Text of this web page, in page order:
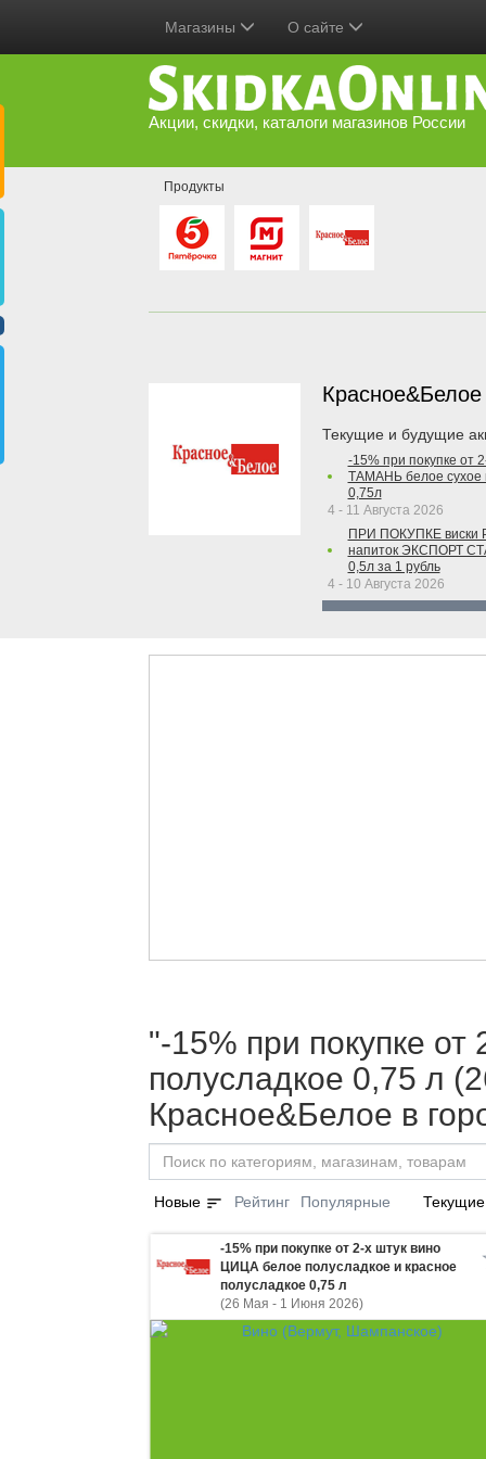
Магазины О сайте
Акции, скидки, каталоги магазинов России
Продукты
Текущие и будущие
-15% при покупке от
ТАМАНЬ белое сухое
0,75л
4 - 11 Августа 2026
ПРИ ПОКУПКЕ виски
напиток ЭКСПОРТ
0,5л за 1 рубль
4 - 10 Августа 2026
"-15% при покупке
полусладкое 0,75 л
Красное&Белое в
Новые sort Рейтинг Популярные Текущие
-15% при покупке от 2-х штук вино
ЦИЦА белое полусладкое и красное
полусладкое 0,75 л
(26 Мая - 1 Июня 2026)